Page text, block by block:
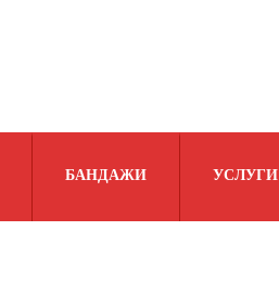
БАНДАЖИ УСЛУГИ